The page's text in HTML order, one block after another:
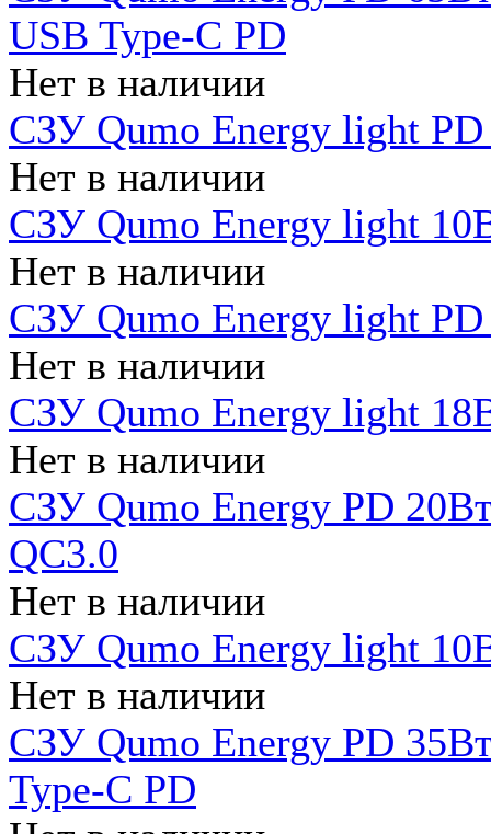
USB Type-C PD
Нет в наличии
СЗУ Qumo Energy light
Нет в наличии
СЗУ Qumo Energy light
Нет в наличии
СЗУ Qumo Energy light
Нет в наличии
СЗУ Qumo Energy light
Нет в наличии
СЗУ Qumo Energy PD
QC3.0
Нет в наличии
СЗУ Qumo Energy light
Нет в наличии
СЗУ Qumo Energy PD
Type-C PD